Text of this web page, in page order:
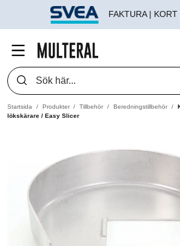
FAKTURA |
Startsida Produkter Tillbehör Beredningstillbehör
lökskärare / Easy Slicer